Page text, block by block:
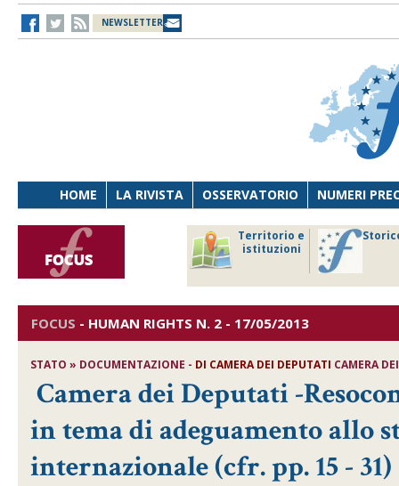
NEWSLETTER
HOME LA RIVISTA OSSERVATORIO NUMERI
Territorio e
istituzioni
FOCUS - HUMAN RIGHTS N. 2 - 17/05/2013
STATO » DOCUMENTAZIONE - DI CAMERA DEI DEPUTATI CAMERA
Camera dei Deputati -
in tema di adeguamento allo
internazionale (cfr. pp. 15 - 31)